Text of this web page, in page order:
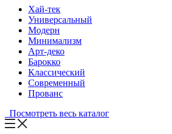
Хай-тек
Универсальный
Модерн
Минимализм
Арт-деко
Барокко
Классический
Современный
Прованс
Посмотреть весь каталог